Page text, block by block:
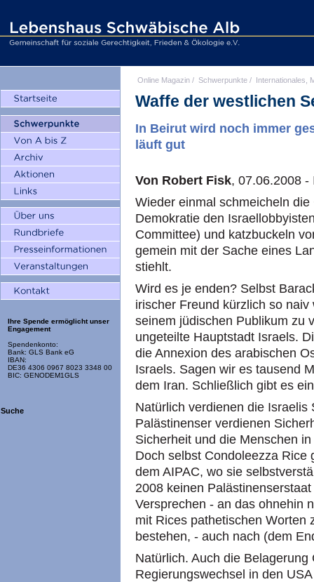
Ihre Spende ermöglicht unser
Engagement
Spendenkonto:
Bank: GLS Bank eG
IBAN:
DE36 4306 0967 8023 3348 00
BIC: GENODEM1GLS
Suche
Online Magazin / Schwerpunkte / Internationales,
Waffe der westlichen
In Beirut wird noch immer
läuft gut
Von Robert Fisk, 07.06.2008 -
Wieder einmal schmeicheln
Demokratie den
Committee) und katzbuckeln
gemein mit der Sache eines
stiehlt.
Wird es je enden? Selbst
irischer Freund kürzlich so
seinem jüdischen Publikum zu
ungeteilte Hauptstadt Israels.
die Annexion des arabischen
Israels. Sagen wir es tausend
dem Iran. Schließlich gibt es
Natürlich verdienen die Israelis
Palästinenser verdienen
Sicherheit und die Menschen
Doch selbst Condoleezza Rice
dem AIPAC, wo sie
2008 keinen
Versprechen - an das ohnehin
mit Rices pathetischen Worten
bestehen, - auch nach (dem
Natürlich. Auch die
Regierungswechsel in den